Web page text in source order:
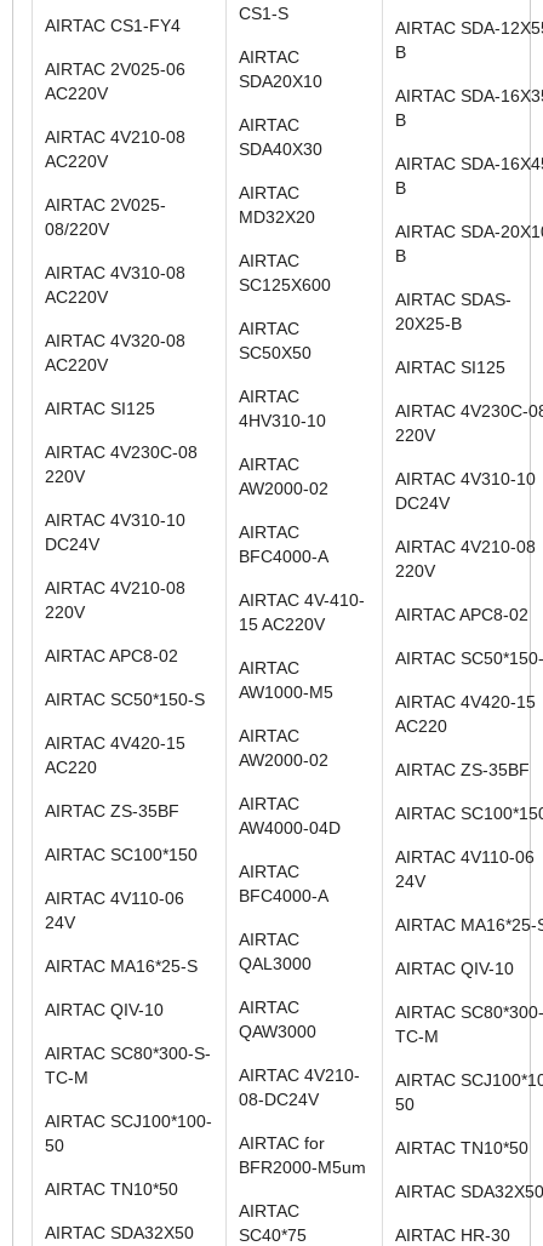
AIRTAC CS1-FY4
AIRTAC 2V025-06
AC220V
AIRTAC 4V210-08
AC220V
AIRTAC 2V025-
08/220V
AIRTAC 4V310-08
AC220V
AIRTAC 4V320-08
AC220V
AIRTAC SI125
AIRTAC 4V230C-08
220V
AIRTAC 4V310-10
DC24V
AIRTAC 4V210-08
220V
AIRTAC APC8-02
AIRTAC SC50*150-S
AIRTAC 4V420-15
AC220
AIRTAC ZS-35BF
AIRTAC SC100*150
AIRTAC 4V110-06
24V
AIRTAC MA16*25-S
AIRTAC QIV-10
AIRTAC SC80*300-S-
TC-M
AIRTAC SCJ100*100-
50
AIRTAC TN10*50
AIRTAC SDA32X50
CS1-S
AIRTAC
SDA20X10
AIRTAC
SDA40X30
AIRTAC
MD32X20
AIRTAC
SC125X600
AIRTAC
SC50X50
AIRTAC
4HV310-10
AIRTAC
AW2000-02
AIRTAC
BFC4000-A
AIRTAC 4V-410-
15 AC220V
AIRTAC
AW1000-M5
AIRTAC
AW2000-02
AIRTAC
AW4000-04D
AIRTAC
BFC4000-A
AIRTAC
QAL3000
AIRTAC
QAW3000
AIRTAC 4V210-
08-DC24V
AIRTAC for
BFR2000-M5um
AIRTAC
SC40*75
AIRTAC SDA-
B
AIRTAC SDA-
B
AIRTAC SDA-
B
AIRTAC SDA-
B
AIRTAC SDAS-
20X25-B
AIRTAC SI125
AIRTAC 4V230C-
220V
AIRTAC 4V310-10
DC24V
AIRTAC 4V210-08
220V
AIRTAC APC8-02
AIRTAC
AIRTAC 4V420-15
AC220
AIRTAC ZS-35BF
AIRTAC
AIRTAC 4V110-06
24V
AIRTAC MA16*25-
AIRTAC QIV-10
AIRTAC
TC-M
AIRTAC
50
AIRTAC TN10*50
AIRTAC SDA32X50
AIRTAC HR-30